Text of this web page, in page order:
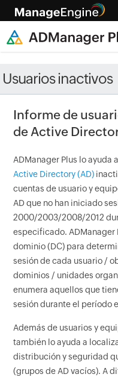
Usuarios inactivos
Informe de
de Active
ADManager Plus lo ayuda
Active Directory (AD)
cuentas de usuario y
AD que no han iniciado
2000/2003/2008/2012
especificado. ADManager
dominio (DC) para
sesión de cada usuario /
dominios / unidades
enumera aquellos que
sesión durante el período
Además de usuarios y
también lo ayuda a
distribución y seguridad
(grupos de AD vacíos). A